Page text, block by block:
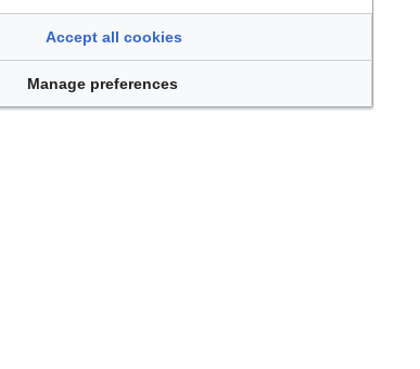
Accept all cookies
Manage preferences